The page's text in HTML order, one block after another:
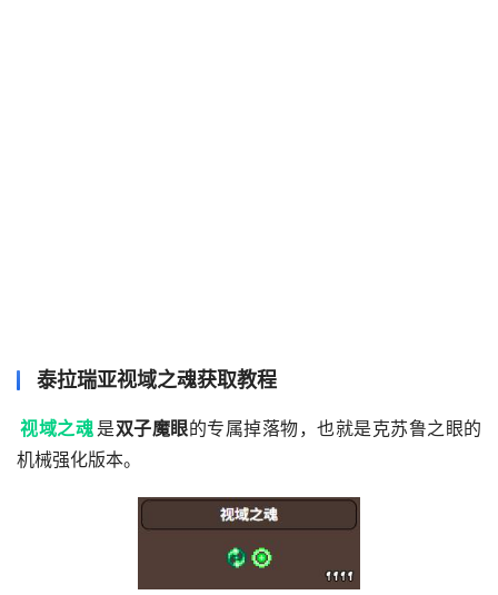
泰拉瑞亚视域之魂获取教程
视域之魂 是双子魔眼的专属掉落物，也就是克苏鲁之眼的
机械强化版本。